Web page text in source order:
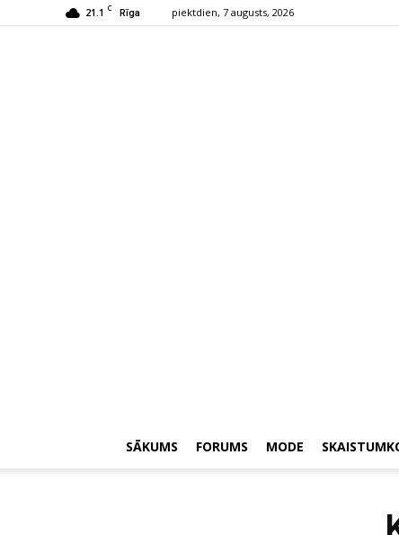
21.1 C Rīga piektdien, 7 augusts, 2026
SĀKUMS FORUMS MODE